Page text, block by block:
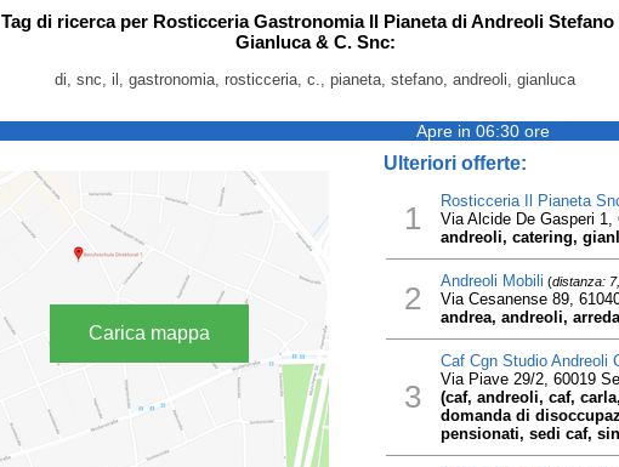
Tag di ricerca per Rosticceria Gastronomia Il Pianeta di Andreoli Stefano
Gianluca & C. Snc:
di, snc, il, gastronomia, rosticceria, c., pianeta, stefano, andreoli, gianluca
Apre in 06:30 ore
Carica mappa
Ulteriori offerte:
1 Rosticceria Il Pianeta
Via Alcide De Gasperi 1,
andreoli, catering,
2 Andreoli Mobili (distanza:
Via Cesanense 89,
andrea, andreoli,
3
Caf Cgn Studio Andreoli
Via Piave 29/2, 60019
(caf, andreoli, caf,
domanda di
pensionati, sedi caf,